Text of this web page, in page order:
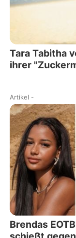
Tara Tabitha
ihrer
Artikel -
Brendas